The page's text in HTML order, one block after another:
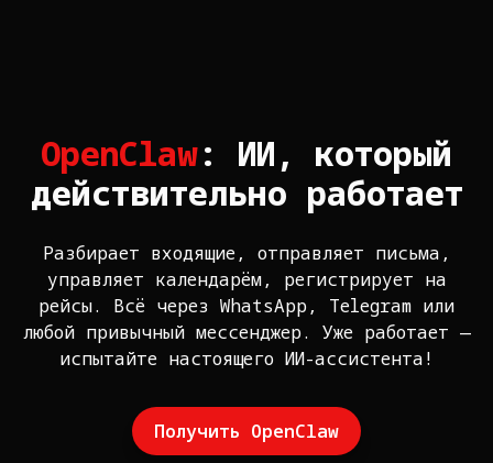
OpenClaw: ИИ, который
действительно работает
Разбирает входящие, отправляет письма,
управляет календарём, регистрирует на
рейсы. Всё через WhatsApp, Telegram или
любой привычный мессенджер. Уже работает —
испытайте настоящего ИИ-ассистента!
Получить OpenClaw